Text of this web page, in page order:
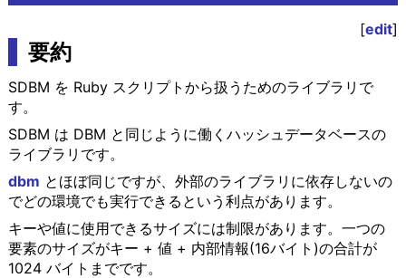
[edit]
要約
SDBM を Ruby スクリプトから扱うためのライブラリで
す。
SDBM は DBM と同じように働くハッシュデータベースの
ライブラリです。
dbm とほぼ同じですが、外部のライブラリに依存しないの
でどの環境でも実行できるという利点があります。
キーや値に使用できるサイズには制限があります。一つの
要素のサイズがキー + 値 + 内部情報(16バイト)の合計が
1024 バイトまでです。